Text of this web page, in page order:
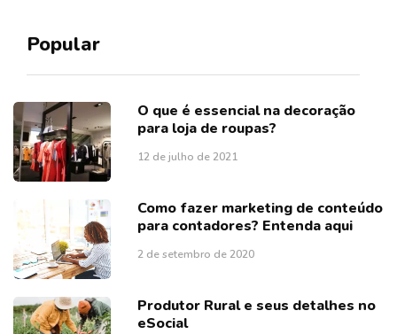
Popular
O que é essencial na decoração
para loja de roupas?
12 de julho de 2021
Como fazer marketing de conteúdo
para contadores? Entenda aqui
2 de setembro de 2020
Produtor Rural e seus detalhes no
eSocial